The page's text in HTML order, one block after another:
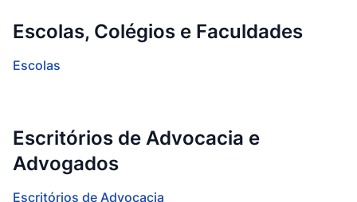
Escolas, Colégios e Faculdades
Escolas
Escritórios de Advocacia e
Advogados
Escritórios de Advocacia